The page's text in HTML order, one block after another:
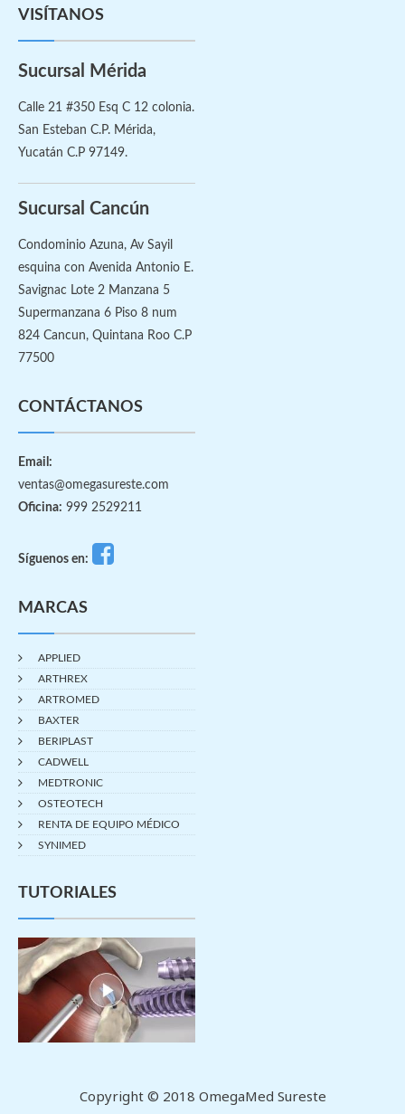
VISÍTANOS
Sucursal Mérida
Calle 21 #350 Esq C 12 colonia.
San Esteban C.P. Mérida,
Yucatán C.P 97149.
Sucursal Cancún
Condominio Azuna, Av Sayil
esquina con Avenida Antonio E.
Savignac Lote 2 Manzana 5
Supermanzana 6 Piso 8 num
824 Cancun, Quintana Roo C.P
77500
CONTÁCTANOS
Email:
ventas@omegasureste.com
Oficina: 999 2529211
Síguenos en:
MARCAS
APPLIED
ARTHREX
ARTROMED
BAXTER
BERIPLAST
CADWELL
MEDTRONIC
OSTEOTECH
RENTA DE EQUIPO MÉDICO
SYNIMED
TUTORIALES
Copyright © 2018 OmegaMed Sureste